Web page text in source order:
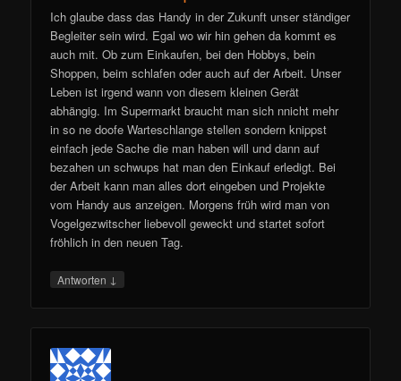
Ich glaube dass das Handy in der Zukunft unser ständiger
Begleiter sein wird. Egal wo wir hin gehen da kommt es
auch mit. Ob zum Einkaufen, bei den Hobbys, bein
Shoppen, beim schlafen oder auch auf der Arbeit. Unser
Leben ist irgend wann von diesem kleinen Gerät
abhängig. Im Supermarkt braucht man sich nnicht mehr
in so ne doofe Warteschlange stellen sondern knippst
einfach jede Sache die man haben will und dann auf
bezahen un schwups hat man den Einkauf erledigt. Bei
der Arbeit kann man alles dort eingeben und Projekte
vom Handy aus anzeigen. Morgens früh wird man von
Vogelgezwitscher liebevoll geweckt und startet sofort
fröhlich in den neuen Tag.
Antworten ↓